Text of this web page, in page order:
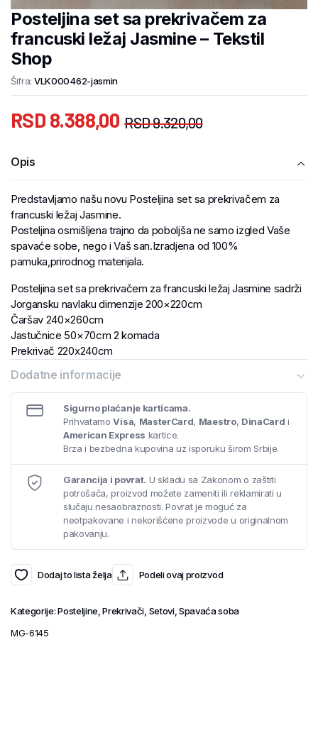
Posteljina set sa prekrivačem za
francuski ležaj Jasmine – Tekstil
Shop
Šifra: VLK000462-jasmin
RSD9.320,00
RSD 8.388,00
Opis
Predstavljamo našu novu Posteljina set sa prekrivačem za
francuski ležaj Jasmine.
Posteljina osmišljena trajno da poboljša ne samo izgled Vaše
spavaće sobe, nego i Vaš san.Izradjena od 100%
pamuka,prirodnog materijala.
Posteljina set sa prekrivačem za francuski ležaj Jasmine sadrži
Jorgansku navlaku dimenzije 200×220cm
Čaršav 240×260cm
Jastučnice 50×70cm 2 komada
Prekrivač 220x240cm
Dodatne informacije
Sigurno plaćanje karticama.
PrihvatamoVisa, MasterCard, Maestro, DinaCard i
American Express kartice.
Brza i bezbedna kupovina uz isporuku širom Srbije.
Garancija i povrat. U skladu sa Zakonom o zaštiti
potrošača, proizvod možete zameniti ili reklamirati u
slučaju nesaobraznosti. Povrat je moguć za
neotpakovane i nekorišćene proizvode u originalnom
pakovanju.
Dodaj to lista želja Podeli ovaj proizvod
Kategorije:Posteljine ,Prekrivači Setovi,Spavaća soba
MG-6145